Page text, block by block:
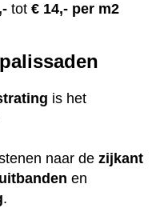
tot € 14,- per m2
is het
naar de zijkant
en
.